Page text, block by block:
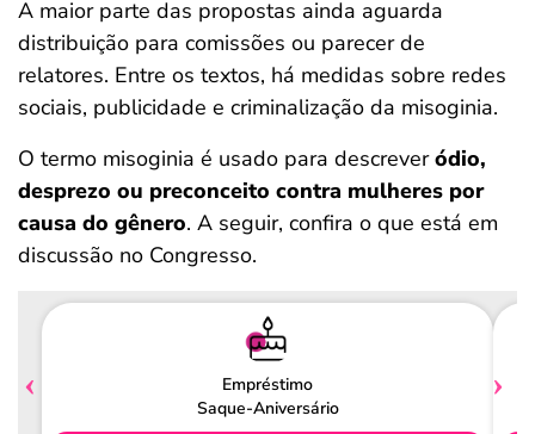
A maior parte das propostas ainda aguarda
distribuição para comissões ou parecer de
relatores. Entre os textos, há medidas sobre redes
sociais, publicidade e criminalização da misoginia.
O termo misoginia é usado para descreveródio,
desprezo ou preconceito contra mulheres por
causa do gênero. A seguir, confira o que está em
discussão no Congresso.
Empréstimo
Saque-Aniversário